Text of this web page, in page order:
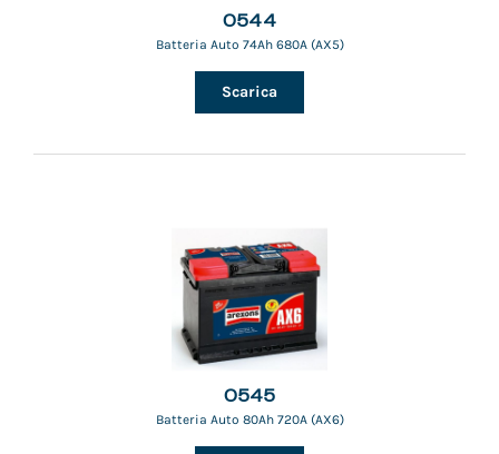
0544
Batteria Auto 74Ah 680A (AX5)
Scarica
0545
Batteria Auto 80Ah 720A (AX6)